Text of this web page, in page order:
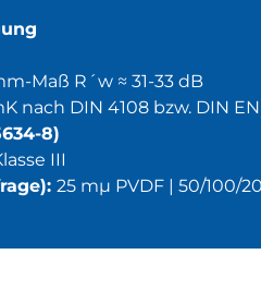
Maß R´w ≈ 31-33 dB
nach DIN 4108 bzw. DIN EN
8)
III
25 mµ PVDF | 50/100/